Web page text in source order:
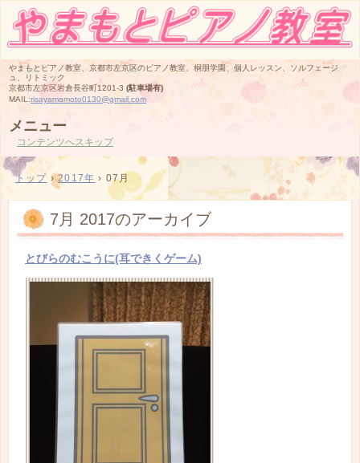
やまもとピアノ教室、京都市左京区のピアノ教室、桐朋学園、個人レッスン、ソルフェージ
ュ、リトミック
京都市左京区岩倉長谷町1201-3 (駐車場有)
MAIL:risayamamoto0130@gmail.com
メニュー
コンテンツへスキップ
トップ › 2017年 › 07月
7月 2017のアーカイブ
とびらのむこうに(耳できくゲーム)